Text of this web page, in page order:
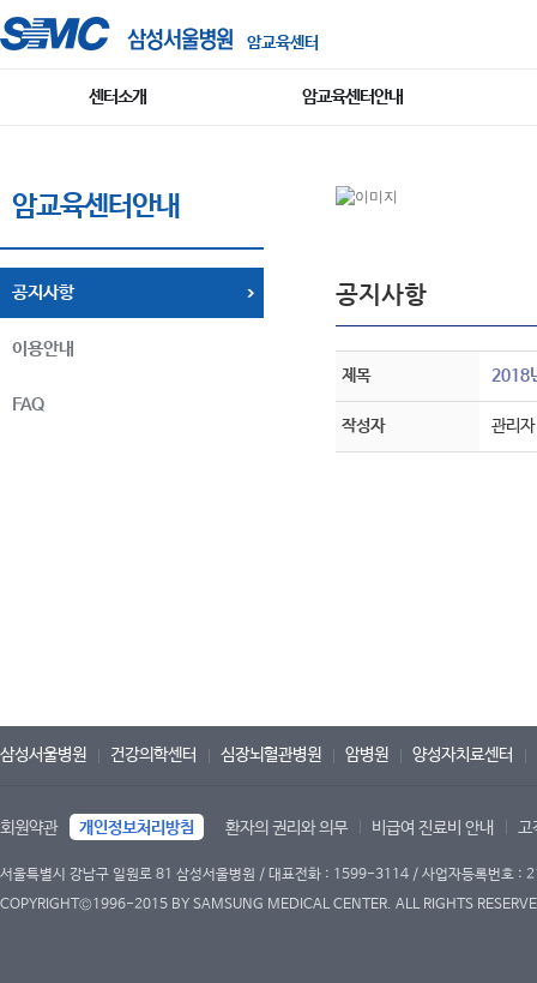
암교육센터
센터소개 암교육센터안내
암교육센터안내
공지사항
이용안내
FAQ
공지사항
제목 2018
작성자 관리자
삼성서울병원 건강의학센터 심장뇌혈관병원 암병원 양성자치료센터
회원약관 개인정보처리방침 환자의 권리와 의무 비급여 진료비 안내 고
서울특별시 강남구 일원로 81 삼성서울병원 / 대표전화 : 1599-3114 / 사업자등록번호
COPYRIGHT©1996-2015 BY SAMSUNG MEDICAL CENTER. ALL RIGHTS